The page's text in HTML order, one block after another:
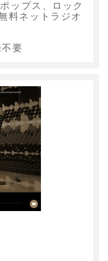
ップス、ロック
料ネットラジオ
要